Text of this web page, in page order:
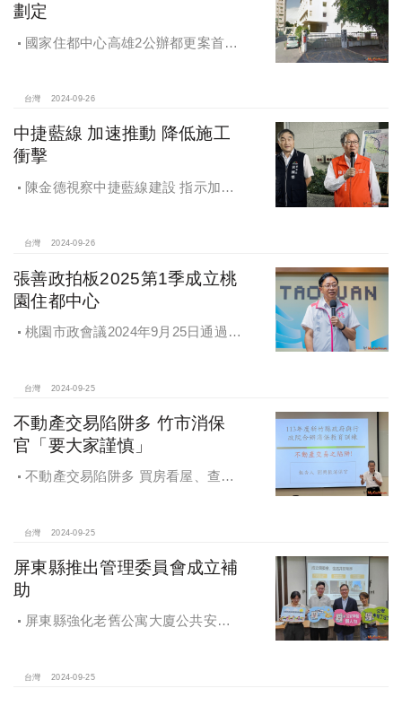
劃定
國家住都中心高雄2公辦都更案首度
台灣 2024-09-26
中捷藍線 加速推動 降低施工
衝擊
陳金德視察中捷藍線建設 指示加速
台灣 2024-09-26
張善政拍板2025第1季成立桃
園住都中心
桃園市政會議2024年9月25日通過
住都中心
台灣 2024-09-25
不動產交易陷阱多 竹市消保
官「要大家謹慎」
不動產交易陷阱多 買房看屋、查
台灣 2024-09-25
屏東縣推出管理委員會成立補
助
屏東縣強化老舊公寓大廈公共安全
台灣 2024-09-25